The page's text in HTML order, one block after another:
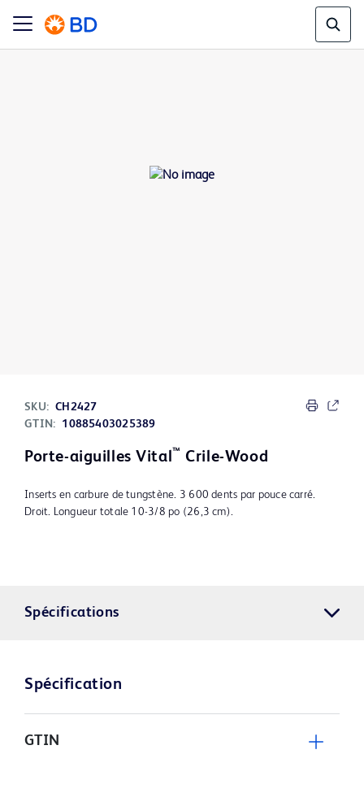
SKU: CH2427
GTIN:
10885403025389
Porte-aiguilles Vital™ Crile-Wood
Inserts en carbure de tungstène. 3 600 dents par pouce carré.
Droit. Longueur totale 10-3/8 po (26,3 cm).
Spécifications
Spécification
GTIN